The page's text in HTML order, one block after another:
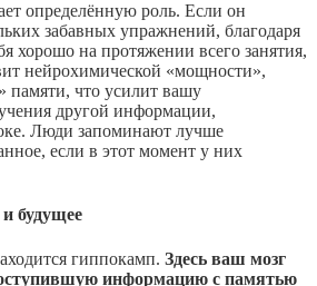
определённую роль. Если он
забавных упражнений, благодаря
хорошо на протяжении всего занятия,
нейрохимической «мощности»,
памяти, что усилит вашу
другой информации,
Люди запоминают лучше
если в этот момент у них
будущее
гиппокамп. Здесь ваш мозг
информацию с памятью